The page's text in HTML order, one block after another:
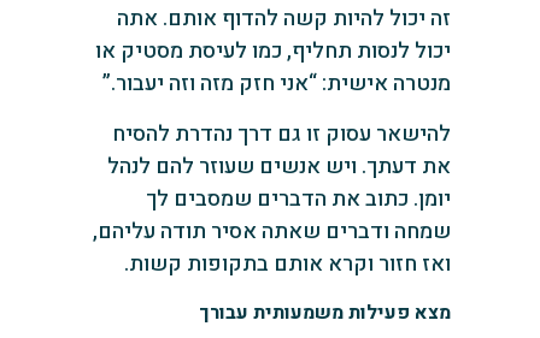
זה יכול להיות קשה להדוף אותם. אתה
יכול לנסות תחליף, כמו לעיסת מסטיק או
מנטרה אישית: “אני חזק מזה וזה יעבור.”
להישאר עסוק זו גם דרך נהדרת להסיח
את דעתך. ויש אנשים שעוזר להם לנהל
יומן. כתוב את הדברים שמסבים לך
שמחה ודברים שאתה אסיר תודה עליהם,
ואז חזור וקרא אותם בתקופות קשות.
מצא פעילות משמעותית עבורך